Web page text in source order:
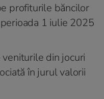
profiturile băncilor
1 iulie 2025
din jocuri
în jurul valorii